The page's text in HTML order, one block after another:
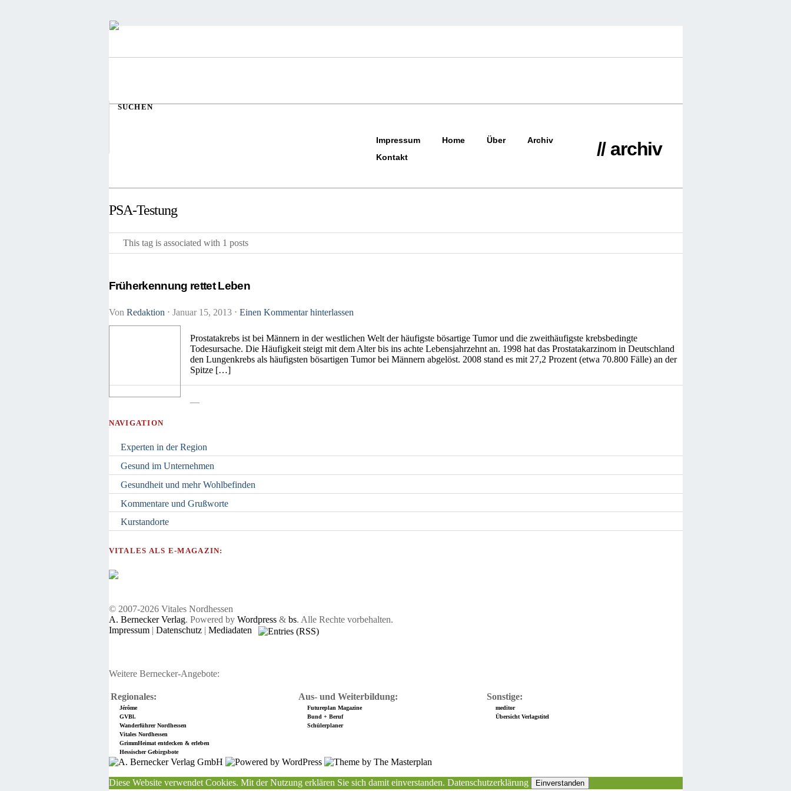
SUCHEN
Impressum Home Über
Archiv
Kontakt
// archiv
PSA-Testung
This tag is associated with 1 posts
Früherkennung rettet Leben
Von Redaktion ⋅ Januar 15, 2013 ⋅ Einen Kommentar hinterlassen
Prostatakrebs ist bei Männern in der westlichen Welt der häufigste bösartige Tumor und die zweithäufigste krebsbedingte
Todesursache. Die Häufigkeit steigt mit dem Alter bis ins achte Lebensjahrzehnt an. 1998 hat das Prostatakarzinom in Deutschland
den Lungenkrebs als häufigsten bösartigen Tumor bei Männern abgelöst. 2008 stand es mit 27,2 Prozent (etwa 70.800 Fälle) an der
Spitze […]
—
NAVIGATION
Experten in der Region
Gesund im Unternehmen
Gesundheit und mehr Wohlbefinden
Kommentare und Grußworte
Kurstandorte
VITALES ALS E-MAGAZIN:
© 2007-2026 Vitales Nordhessen
A. Bernecker Verlag. Powered by Wordpress& bs. Alle Rechte vorbehalten.
Impressum| Datenschutz| Mediadaten
Weitere Bernecker-Angebote:
Regionales: Aus- und Weiterbildung: Sonstige:
Jérôme Futureplan Magazine
meditor
GVBl.
Bund + Beruf
Übersicht Verlagstitel
Wanderführer Nordhessen
Schülerplaner
Vitales Nordhessen
GrimmHeimat entdecken & erleben
Hessischer Gebirgsbote
Diese Website verwendet Cookies. Mit der Nutzung erklären Sie sich damit einverstanden. Datenschutzerklärung Einverstanden